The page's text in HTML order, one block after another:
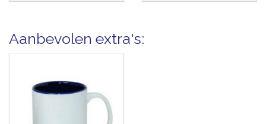
Aanbevolen extra's: